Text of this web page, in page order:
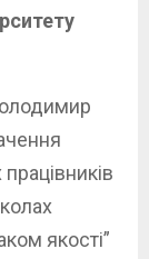
якості”